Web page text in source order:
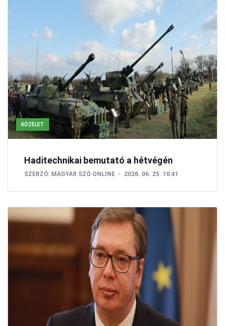
KÖZÉLET
Haditechnikai bemutató a hétvégén
SZERZŐ: MAGYAR SZÓ ONLINE 2026. 06. 25. 10:41